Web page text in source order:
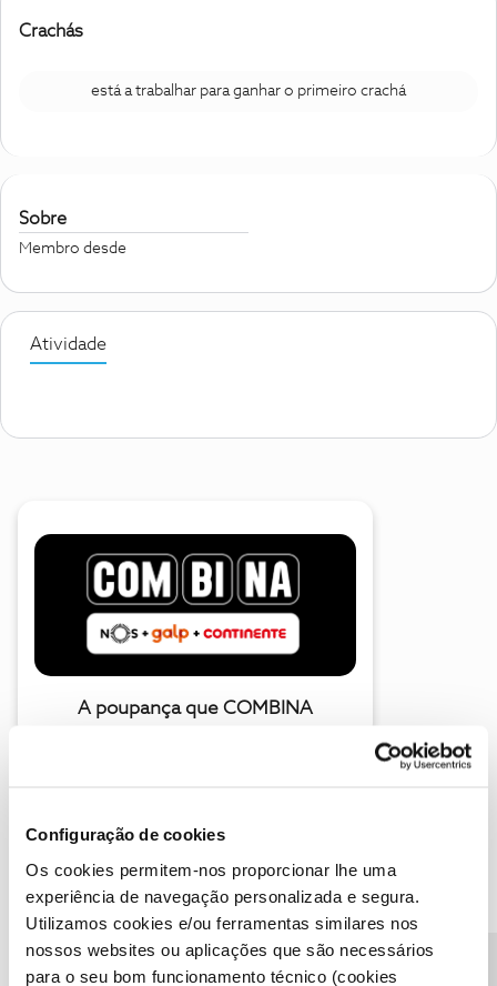
Configuração de cookies
Os cookies permitem-nos proporcionar lhe uma
experiência de navegação personalizada e segura.
Utilizamos cookies e/ou ferramentas similares nos
nossos websites ou aplicações que são necessários
para o seu bom funcionamento técnico (cookies
Crachás
está a trabalhar para ganhar o primeiro crachá
Sobre
Membro desde
Atividade
A poupança que COMBINA
Descubra as novidades de junho